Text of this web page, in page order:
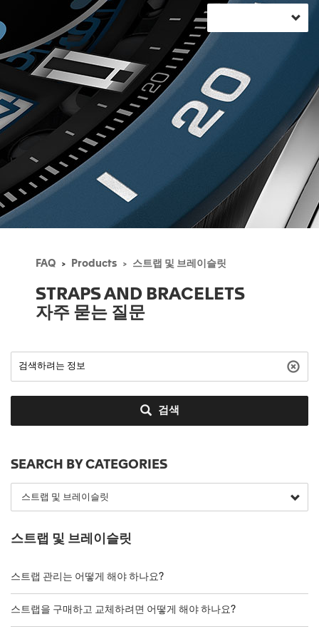
FAQ Products 스트랩 및 브레이슬릿
STRAPS AND BRACELETS
자주 묻는 질문
검색
SEARCH BY CATEGORIES
스트랩 및 브레이슬릿
스트랩 관리는 어떻게 해야 하나요?
스트랩을 구매하고 교체하려면 어떻게 해야 하나요?